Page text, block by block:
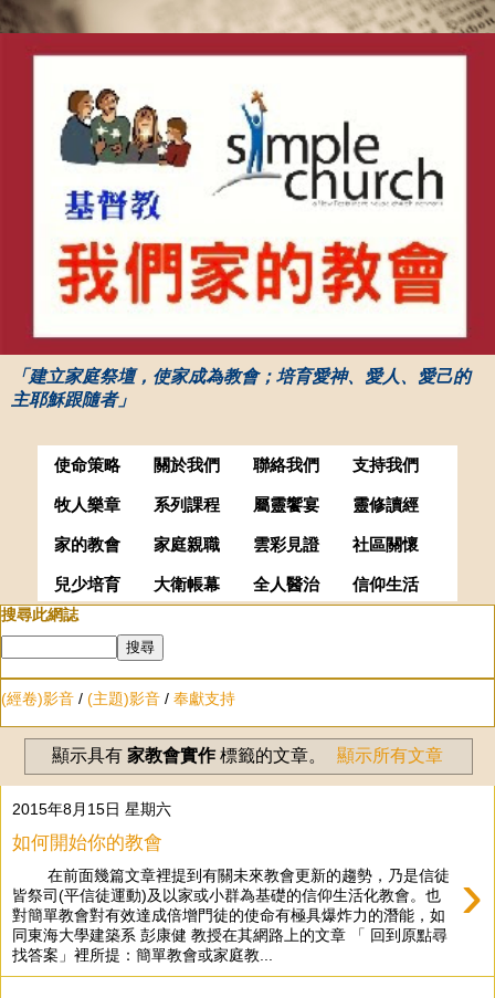
「建立家庭祭壇，使家成為教會；培育愛神、愛人、愛己的
主耶穌跟隨者」
使命策略 關於我們 聯絡我們 支持我們
牧人樂章 系列課程 屬靈饗宴 靈修讀經
家的教會 家庭親職 雲彩見證 社區關懷
兒少培育 大衛帳幕 全人醫治
信仰生活
搜尋此網誌
(經卷)影音 / (主題)影音 / 奉獻支持
顯示具有 家教會實作標籤的文章。 顯示所有文章
2015年8月15日 星期六
如何開始你的教會
›
在前面幾篇文章裡提到有關未來教會更新的趨勢，乃是信徒
皆祭司(平信徒運動)及以家或小群為基礎的信仰生活化教會。也
對簡單教會對有效達成倍增門徒的使命有極具爆炸力的潛能，如
同東海大學建築系 彭康健 教授在其網路上的文章 「 回到原點尋
找答案」裡所提：簡單教會或家庭教...